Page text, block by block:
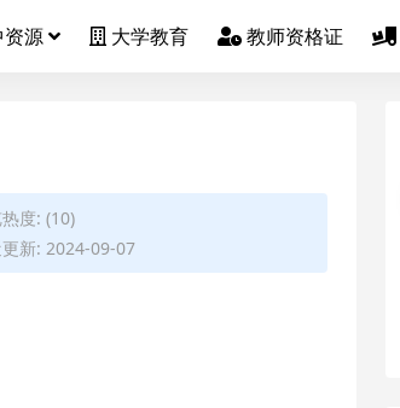
源 大学教育 教师资格证
度: (10)
新: 2024-09-07